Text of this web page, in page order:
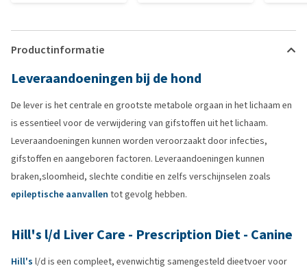
Productinformatie
Leveraandoeningen bij de hond
De lever is het centrale en grootste metabole orgaan in het lichaam en
is essentieel voor de verwijdering van gifstoffen uit het lichaam.
Leveraandoeningen kunnen worden veroorzaakt door infecties,
gifstoffen en aangeboren factoren. Leveraandoeningen kunnen
braken,sloomheid, slechte conditie en zelfs verschijnselen zoals
epileptische aanvallen tot gevolg hebben.
Hill's l/d Liver Care - Prescription Diet - Canine
Hill's l/d is een compleet, evenwichtig samengesteld dieetvoer voor